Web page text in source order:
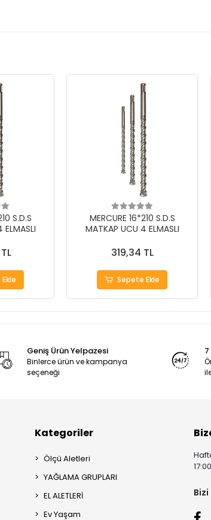
S.D.S
MERCURE 16*210 S.D.S
MATKAP UCU 4 ELMASLI
319,34 TL
Sepete Ekle
Geniş Ürün Yelpazesi
Binlerce ürün ve kampanya
seçeneği
Kategoriler
Ölçü Aletleri
YAĞLAMA GRUPLARI
EL ALETLERİ
Ev Yaşam
Bizi